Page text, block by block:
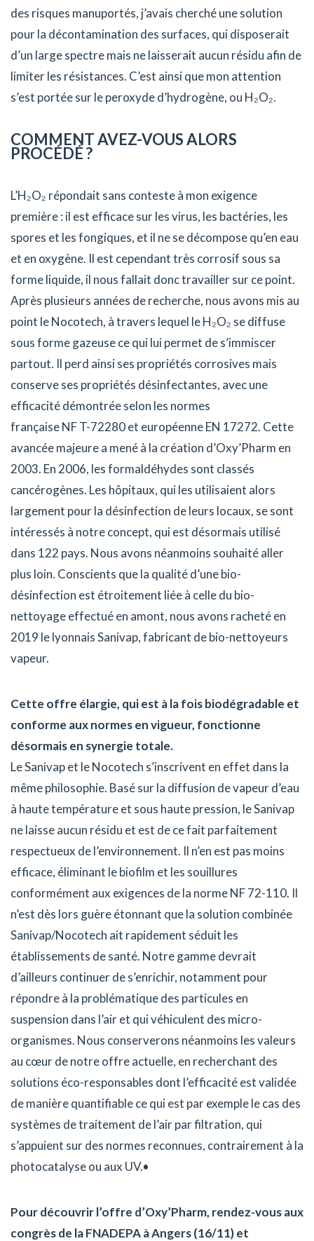
des risques manuportés, j’avais cherché une solution
pour la décontamination des surfaces, qui disposerait
d’un large spectre mais ne laisserait aucun résidu afin de
limiter les résistances. C’est ainsi que mon attention
s’est portée sur le peroxyde d’hydrogène, ou H₂O₂.
COMMENT AVEZ-VOUS ALORS
PROCÉDÉ ?
L’H₂O₂ répondait sans conteste à mon exigence
première : il est efficace sur les virus, les bactéries, les
spores et les fongiques, et il ne se décompose qu’en eau
et en oxygène. Il est cependant très corrosif sous sa
forme liquide, il nous fallait donc travailler sur ce point.
Après plusieurs années de recherche, nous avons mis au
point le Nocotech, à travers lequel le H₂O₂ se diffuse
sous forme gazeuse ce qui lui permet de s’immiscer
partout. Il perd ainsi ses propriétés corrosives mais
conserve ses propriétés désinfectantes, avec une
efficacité démontrée selon les normes
française NF T-72280 et européenne EN 17272. Cette
avancée majeure a mené à la création d’Oxy’Pharm en
2003. En 2006, les formaldéhydes sont classés
cancérogènes. Les hôpitaux, qui les utilisaient alors
largement pour la désinfection de leurs locaux, se sont
intéressés à notre concept, qui est désormais utilisé
dans 122 pays. Nous avons néanmoins souhaité aller
plus loin. Conscients que la qualité d’une bio-
désinfection est étroitement liée à celle du bio-
nettoyage effectué en amont, nous avons racheté en
2019 le lyonnais Sanivap, fabricant de bio-nettoyeurs
vapeur.
Cette offre élargie, qui est à la fois biodégradable et
conforme aux normes en vigueur, fonctionne
désormais en synergie totale.
Le Sanivap et le Nocotech s’inscrivent en effet dans la
même philosophie. Basé sur la diffusion de vapeur d’eau
à haute température et sous haute pression, le Sanivap
ne laisse aucun résidu et est de ce fait parfaitement
respectueux de l’environnement. Il n’en est pas moins
efficace, éliminant le biofilm et les souillures
conformément aux exigences de la norme NF 72-110. Il
n’est dès lors guère étonnant que la solution combinée
Sanivap/Nocotech ait rapidement séduit les
établissements de santé. Notre gamme devrait
d’ailleurs continuer de s’enrichir, notamment pour
répondre à la problématique des particules en
suspension dans l’air et qui véhiculent des micro-
organismes. Nous conserverons néanmoins les valeurs
au cœur de notre offre actuelle, en recherchant des
solutions éco-responsables dont l’efficacité est validée
de manière quantifiable ce qui est par exemple le cas des
systèmes de traitement de l’air par filtration, qui
s’appuient sur des normes reconnues, contrairement à la
photocatalyse ou aux UV.•
Pour découvrir l’offre d’Oxy’Pharm, rendez-vous aux
congrès de la FNADEPA à Angers (16/11) et